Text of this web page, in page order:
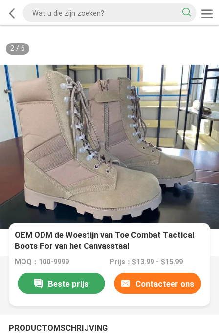
2/ 6
OEM ODM de Woestijn van Toe Combat Tactical
Boots For van het Canvasstaal
MOQ：100-9999 Prijs：$13.99 - $15.99
Beste prijs Contacteer ons
PRODUCTOMSCHRIJVING